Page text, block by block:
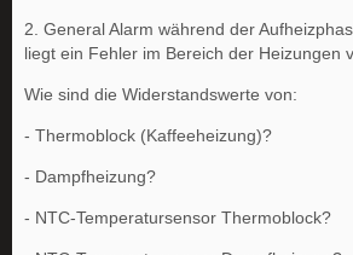
2. General Alarm während der
liegt ein Fehler im Bereich der Heizungen
Wie sind die Widerstandswerte von:
- Thermoblock (Kaffeeheizung)?
- Dampfheizung?
- NTC-Temperatursensor Thermoblock?